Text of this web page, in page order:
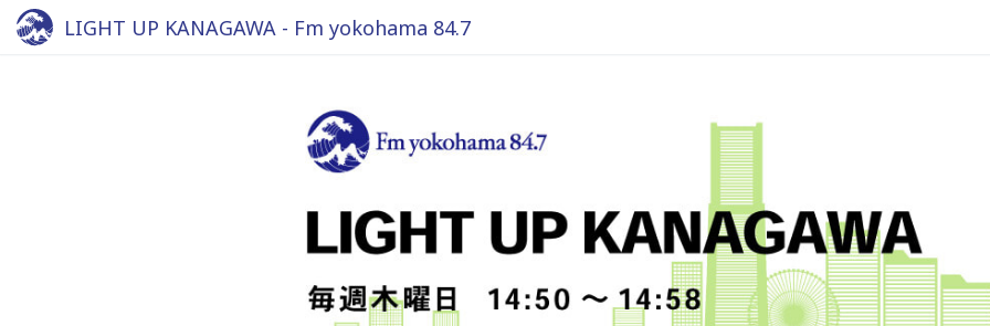
LIGHT UP KANAGAWA - Fm yokohama 84.7